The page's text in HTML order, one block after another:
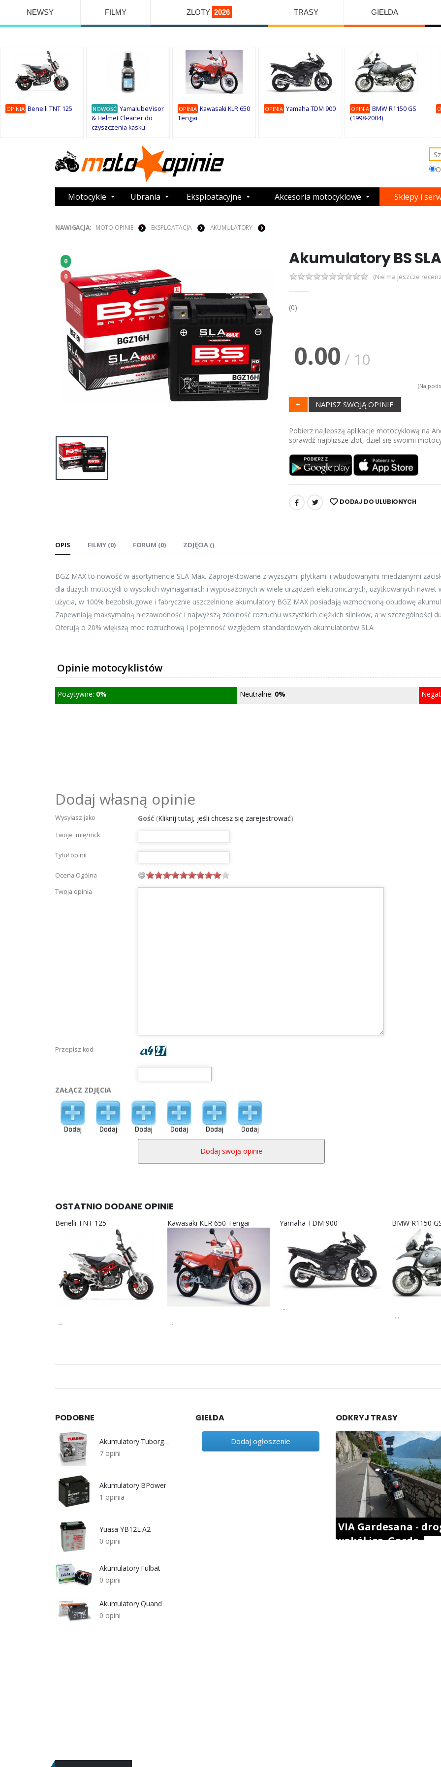
NEWSY FILMY ZLOTY 2026 TRASY GIEŁDA
OPINIA Benelli TNT 125 NOWOŚĆ YamalubeVisor
& Helmet Cleaner do
czyszczenia kasku
OPINIA Kawasaki KLR 650
Tengai
OPINIA Yamaha TDM 900 OPINIA BMW R1150 GS
(1998-2004)
Motocykle Ubrania Eksploatacyjne Akcesoria motocyklowe Sklepy i
NAWIGACJA: MOTO OPINIE EKSPLOATACJA AKUMULATORY
0
0
Akumulatory BS
(Nie ma jeszcze
(0)
0.00 / 10
(Na
+ NAPISZ SWOJĄ OPINIE
Pobierz najlepszą aplikacje motocyklową na
sprawdź najbliższe zlot, dziel się swoimi
UDOSTĘPNIJ: DODAJ DO ULUBIONYCH
OPIS FILMY (0) FORUM (0) ZDJĘCIA ()
BGZ MAX to nowość w asortymencie SLA Max. Zaprojektowane z wyższymi płytkami i wbudowanymi miedzianymi
dla dużych motocykli o wysokich wymaganiach i wyposażonych w wiele urządzeń elektronicznych, użytkowanych
użycia, w 100% bezobsługowe i fabrycznie uszczelnione akumulatory BGZ MAX posiadają wzmocnioną obudowę
Zapewniają maksymalną niezawodność i najwyższą zdolność rozruchu wszystkich ciężkich silników, a w szczególności
Oferują o 20% większą moc rozruchową i pojemność względem standardowych akumulatorów SLA
Opinie motocyklistów
Pozytywne: 0% Neutralne: 0%
Dodaj własną opinie
Wysyłasz jako Gość (Kliknij tutaj, jeśli chcesz się zarejestrować)
Twoje imię/nick
Tytuł opinii
Ocena Ogólna
Twoja opinia
Przepisz kod
ZAŁĄCZ ZDJĘCIA
OSTATNIO DODANE OPINIE
Benelli TNT 125
...
Kawasaki KLR 650 Tengai
...
Yamaha TDM 900
...
BMW R1150
...
PODOBNE
Akumulatory Tuborg AGM
7 opini
Akumulatory BPower
1 opinia
Yuasa YB12L A2
0 opini
Akumulatory Fulbat
0 opini
Akumulatory Quand
0 opini
GIEŁDA
Dodaj ogłoszenie
ODKRYJ TRASY
VIA Gardesana -
wokół jez. Garda.